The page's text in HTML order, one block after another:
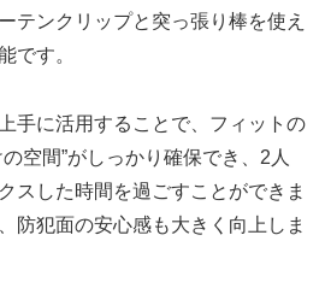
テンクリップと突っ張り棒を使え
です。
手に活用することで、フィットの
空間”がしっかり確保でき、2人
スした時間を過ごすことができま
防犯面の安心感も大きく向上しま